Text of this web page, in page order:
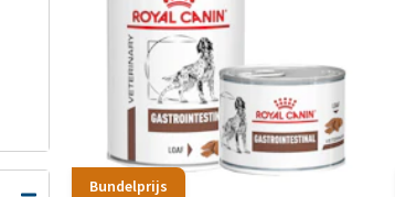
Bundelprijs